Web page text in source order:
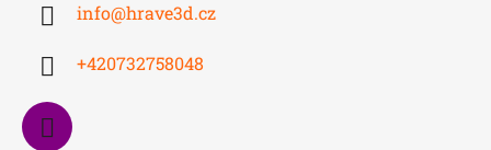
info@hrave3d.cz
+420732758048